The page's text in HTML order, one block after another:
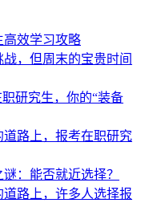
高效学习攻略
，但周末的宝贵时间
研究生，你的“装备
路上，报考在职研究
：能否就近选择？
路上，许多人选择报